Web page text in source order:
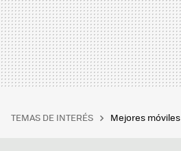
TEMAS DE INTERÉS Mejores móviles